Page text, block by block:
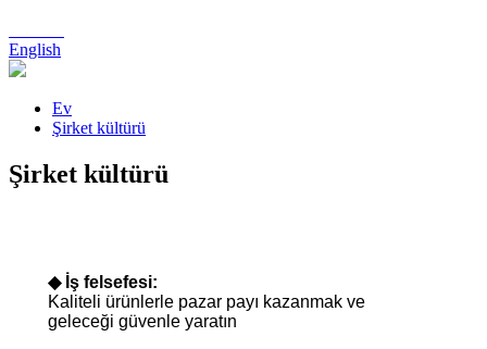
English
Ev
Şirket kültürü
Şirket kültürü
◆ İş felsefesi:
Kaliteli ürünlerle pazar payı kazanmak ve
geleceği güvenle yaratın